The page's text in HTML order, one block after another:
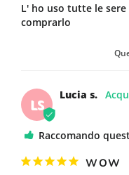
L' ho uso tutte le
comprarlo
LS
Lucia s.
Raccomando
WOW